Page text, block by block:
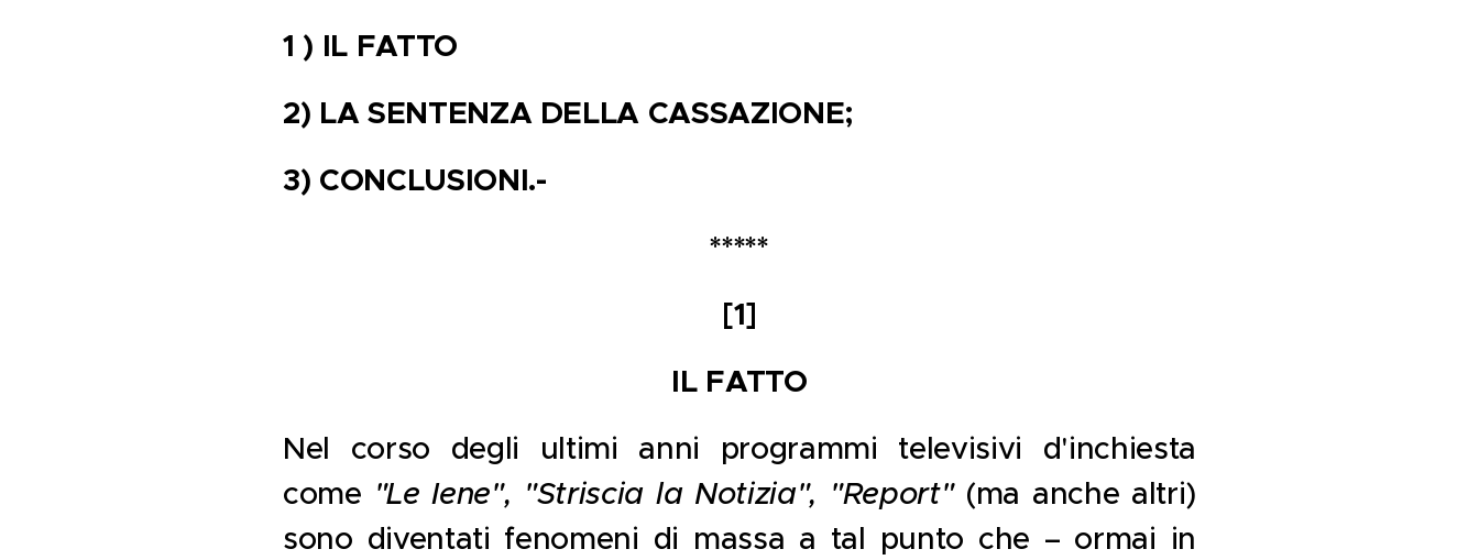
1 ) IL FATTO
2) LA SENTENZA DELLA CASSAZIONE;
3) CONCLUSIONI.-
*****
[1]
IL FATTO
Nel corso degli ultimi anni programmi televisivi d'inchiesta
come "Le Iene", "Striscia la Notizia", "Report" (ma anche altri)
sono diventati fenomeni di massa a tal punto che – ormai in